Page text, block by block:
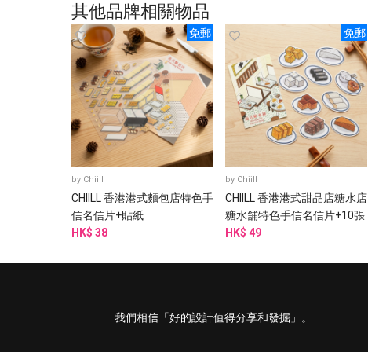
其他品牌相關物品
免郵
by Chiill
CHIILL 香港港式麵包店特色手
信名信片+貼紙
HK$ 38
免郵
by Chiill
CHIILL 香港港式甜品店糖水店
糖水舖特色手信名信片+10張
防水貼紙
HK$ 49
我們相信「好的設計值得分享和發掘」。